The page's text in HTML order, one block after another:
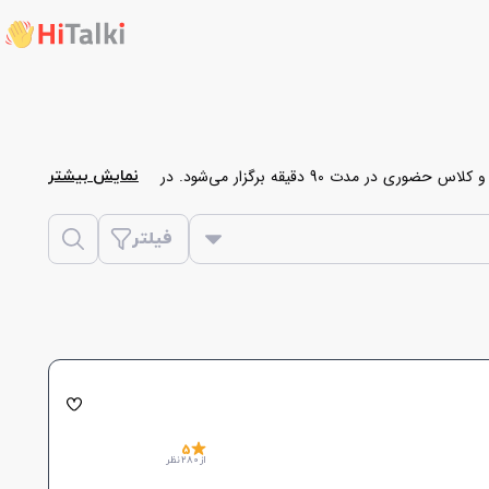
کلاس خصوصی ترکی استانبولی در هایتاکی به دو صورت آنلاین و حضوری برگزار می‌شود. کلاس خصوصی آنلاین ترکی استانبولی در مدت زمان 60 دقیقه و کلاس حضوری در مدت 90 دقیقه برگزار می‌شود. در
نمایش بیشتر
فیلتر
5
از 280 نظر